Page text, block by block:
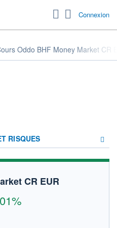
Connexion
Oddo BHF Money Market CR
RISQUES
CR EUR